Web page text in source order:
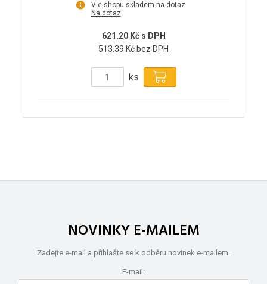
V e-shopu skladem na dotaz
Na dotaz
621.20 Kč s DPH
513.39 Kč bez DPH
ks
NOVINKY E-MAILEM
Zadejte e-mail a přihlašte se k odběru novinek e-mailem.
E-mail: